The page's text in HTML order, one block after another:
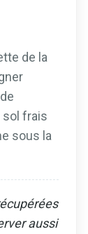
de la
sol frais
sous la
aussi